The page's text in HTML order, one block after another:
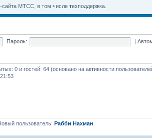
МТСС, в том числе техподдержка.
Пароль: |
0 и гостей: 64 (основано на активности
пользователь: Рабби Нахман